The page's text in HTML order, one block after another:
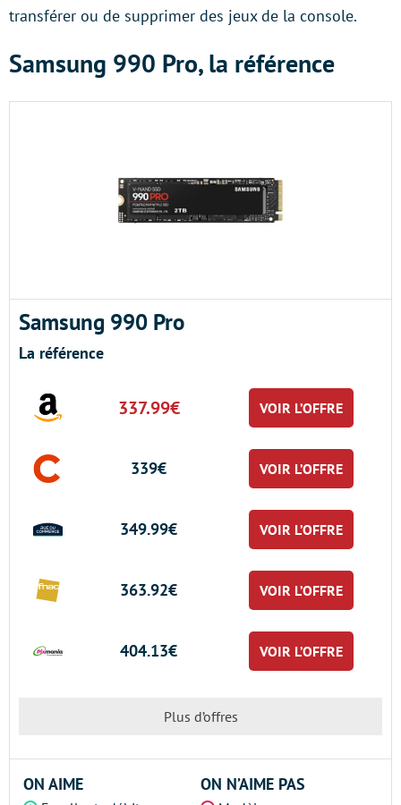
transférer ou de supprimer des jeux de la console.
Samsung 990 Pro, la référence
Samsung 990 Pro
La référence
337.99€ VOIR L’OFFRE
339€ VOIR L’OFFRE
349.99€ VOIR L’OFFRE
363.92€ VOIR L’OFFRE
404.13€ VOIR L’OFFRE
Plus d’offres
ON AIME ON N’AIME PAS